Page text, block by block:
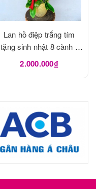
Lan hồ điệp trắng tím
tặng sinh nhật 8 cành -
LHD949
2.000.000₫